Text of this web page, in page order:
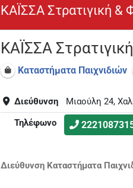
ΚΑΪΣΣΑ Στρατιγική &
ΚΑΪΣΣΑ
Καταστήματα Παιχνιδιών
Διεύθυνση
Μιαούλη 24,
Τηλέφωνο
Διεύθυνση Καταστήματα